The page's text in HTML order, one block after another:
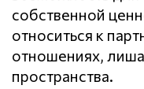
собственной
относиться к
отношениях,
пространства.